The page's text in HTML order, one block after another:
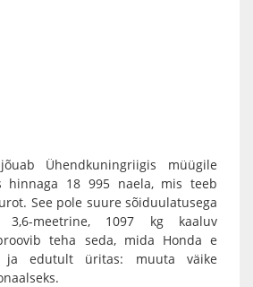
Ühendkuningriigis müügile
hinnaga 18 995 naela, mis teeb
See pole suure sõiduulatusega
3,6-meetrine, 1097 kg kaaluv
teha seda, mida Honda e
edutult üritas: muuta väike